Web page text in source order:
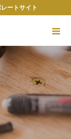
ートサイト